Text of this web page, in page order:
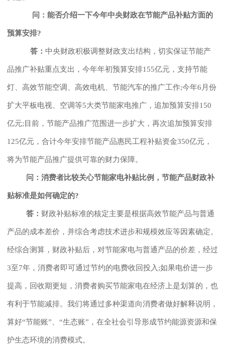
问：能否介绍一下今年中央财政在节能产品补贴方面的
预算安排?
答： 中央财政积极调整财政支出结构，切实保证节能产
品推广补贴重点支出，今年年初预算安排155亿元，支持节能
灯、高效节能空调、高效电机、节能汽车的推广工作;今年6月份
扩大平板电视、空调等5大类节能家电推广，追加预算安排150
亿元;目前，节能产品推广范围进一步扩大，再次追加预算安排
125亿元，合计今年安排节能产品惠民工程补贴资金350亿元，
将为节能产品推广提供可靠的财力保障。
问：消费者比较关心节能家电补贴比例，节能产品财政补
贴标准是如何确定的?
答： 财政补贴标准的核定主要是根据高效节能产品与普通
产品的成本差价，并综合考虑技术进步和规模效应等因素确定。
经综合测算，财政补贴后，对节能家电与普通产品的价差，经过
3至7年，消费者即可通过节约的电费收回投入;如果电价进一步
提高，回收期更短，消费者购买节能家电在经济上是划算的，也
有利于节能减排。我们将通过多种渠道向消费者做好解释说明，
算好“节能账”、“生态账”，在全社会引导形成节约能源资源和保
护生态环境的消费模式。